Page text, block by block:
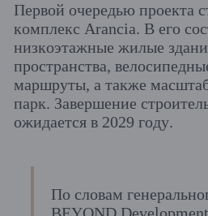
Первой очередью проекта
комплекс Arancia. В его
низкоэтажные жилые
пространства,
маршруты, а также
парк. Завершение
ожидается в 2029 году.
По словам